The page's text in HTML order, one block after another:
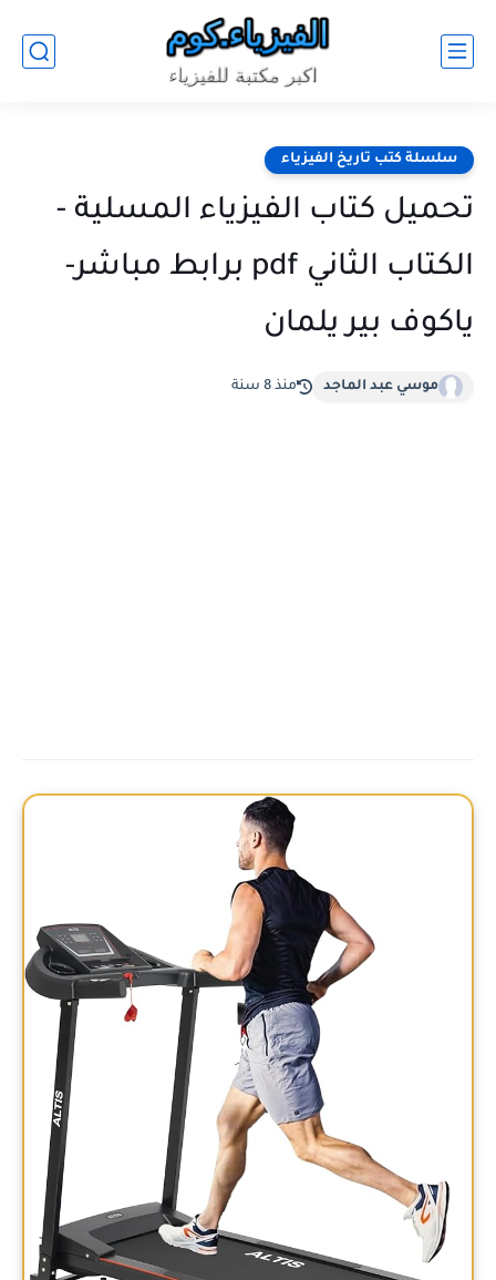
سلسلة كتب تاريخ الفيزياء
تحميل كتاب الفيزياء المسلية -
الكتاب الثاني pdf برابط مباشر-
ياكوف بير يلمان
موسي عبد الماجد منذ 8 سنة